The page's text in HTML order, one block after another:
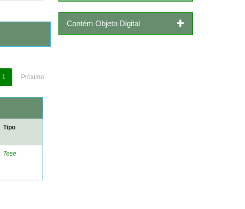
1 Próximo
Tipo
Tese
Contém Objeto Digital